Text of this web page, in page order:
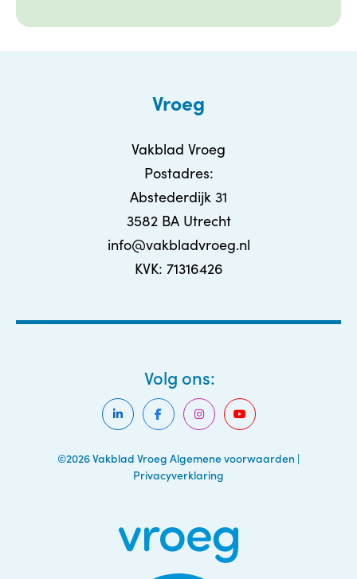
Vroeg
Vakblad Vroeg
Postadres:
Abstederdijk 31
3582 BA Utrecht
info@vakbladvroeg.nl
KVK: 71316426
©2026 Vakblad Vroeg Algemene voorwaarden |
Privacyverklaring
Volg ons: